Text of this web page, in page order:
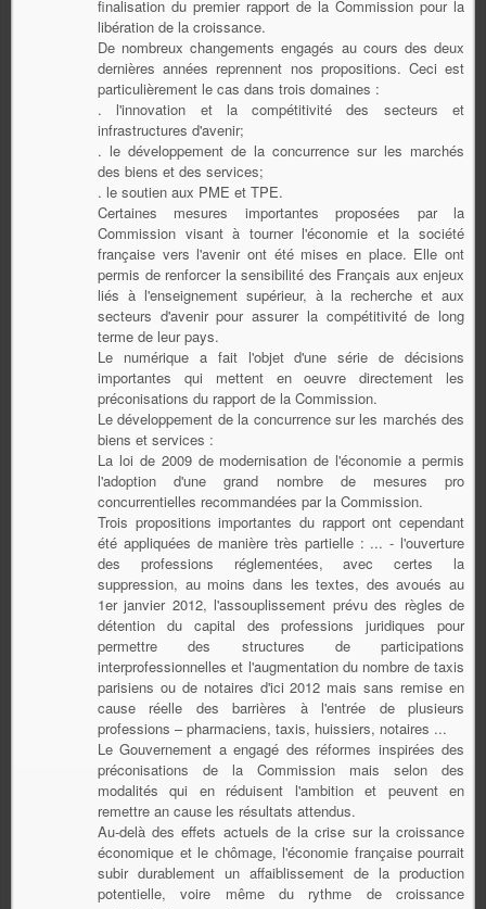
finalisation du premier rapport de la Commission pour la
libération de la croissance.
De nombreux changements engagés au cours des deux
dernières années reprennent nos propositions. Ceci est
particulièrement le cas dans trois domaines :
. l'innovation et la compétitivité des secteurs et
infrastructures d'avenir;
. le développement de la concurrence sur les marchés
des biens et des services;
. le soutien aux PME et TPE.
Certaines mesures importantes proposées par la
Commission visant à tourner l'économie et la société
française vers l'avenir ont été mises en place. Elle ont
permis de renforcer la sensibilité des Français aux enjeux
liés à l'enseignement supérieur, à la recherche et aux
secteurs d'avenir pour assurer la compétitivité de long
terme de leur pays.
Le numérique a fait l'objet d'une série de décisions
importantes qui mettent en oeuvre directement les
préconisations du rapport de la Commission.
Le développement de la concurrence sur les marchés des
biens et services :
La loi de 2009 de modernisation de l'économie a permis
l'adoption d'une grand nombre de mesures pro
concurrentielles recommandées par la Commission.
Trois propositions importantes du rapport ont cependant
été appliquées de manière très partielle : ... - l'ouverture
des professions réglementées, avec certes la
suppression, au moins dans les textes, des avoués au
1er janvier 2012, l'assouplissement prévu des règles de
détention du capital des professions juridiques pour
permettre des structures de participations
interprofessionnelles et l'augmentation du nombre de taxis
parisiens ou de notaires d'ici 2012 mais sans remise en
cause réelle des barrières à l'entrée de plusieurs
professions – pharmaciens, taxis, huissiers, notaires ...
Le Gouvernement a engagé des réformes inspirées des
préconisations de la Commission mais selon des
modalités qui en réduisent l'ambition et peuvent en
remettre an cause les résultats attendus.
Au-delà des effets actuels de la crise sur la croissance
économique et le chômage, l'économie française pourrait
subir durablement un affaiblissement de la production
potentielle, voire même du rythme de croissance